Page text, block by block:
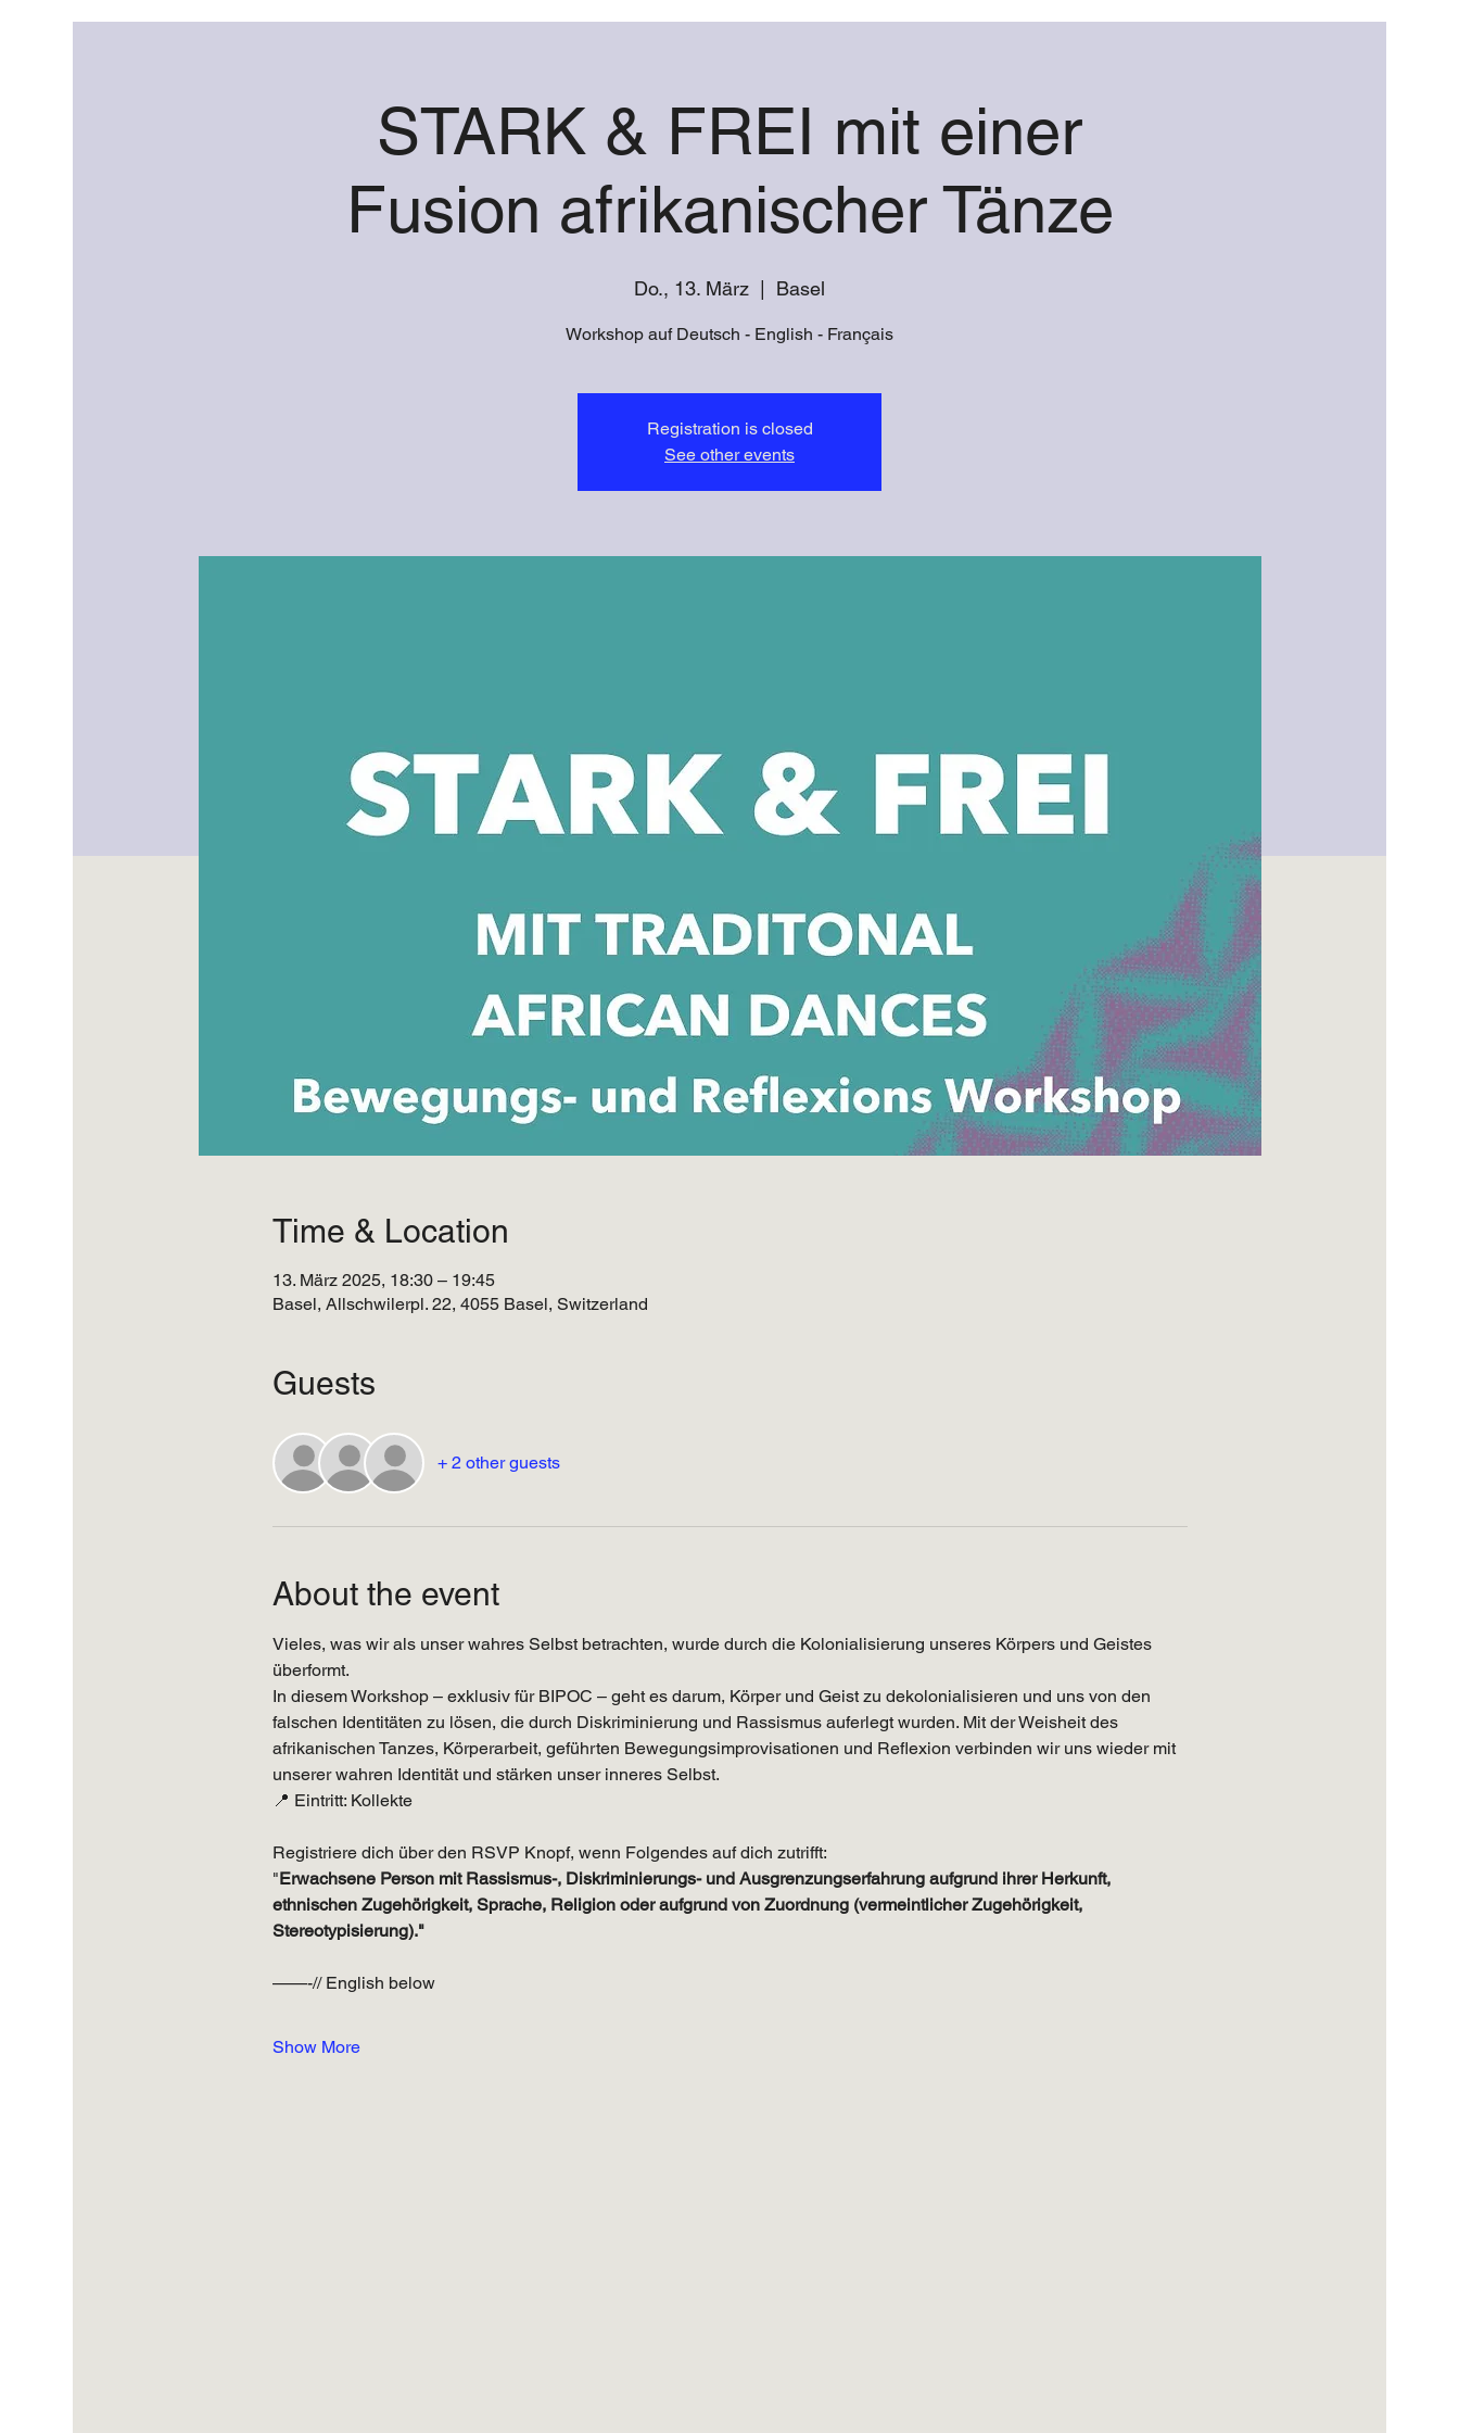
STARK & FREI mit einer
Fusion afrikanischer Tänze
Do., 13. März Basel
Workshop auf Deutsch - English - Français
Registration is closed
See other events
Time & Location
13. März 2025, 18:30 – 19:45
Basel, Allschwilerpl. 22, 4055 Basel, Switzerland
Guests
+ 2 other guests
About the event
Vieles, was wir als unser wahres Selbst betrachten, wurde durch die Kolonialisierung unseres Körpers und Geistes
überformt.
In diesem Workshop – exklusiv für BIPOC – geht es darum, Körper und Geist zu dekolonialisieren und uns von den
falschen Identitäten zu lösen, die durch Diskriminierung und Rassismus auferlegt wurden. Mit der Weisheit des
afrikanischen Tanzes, Körperarbeit, geführten Bewegungsimprovisationen und Reflexion verbinden wir uns wieder mit
unserer wahren Identität und stärken unser inneres Selbst.
📍 Eintritt: Kollekte
Registriere dich über den RSVP Knopf, wenn Folgendes auf dich zutrifft:
"Erwachsene Person mit Rassismus-, Diskriminierungs- und Ausgrenzungserfahrung aufgrund ihrer Herkunft,
ethnischen Zugehörigkeit, Sprache, Religion oder aufgrund von Zuordnung (vermeintlicher Zugehörigkeit,
Stereotypisierung)."
——-// English below
Show More